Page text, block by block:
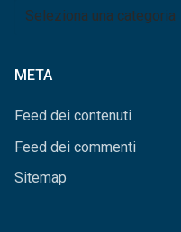
Archivio
META
Feed dei contenuti
Feed dei commenti
Sitemap